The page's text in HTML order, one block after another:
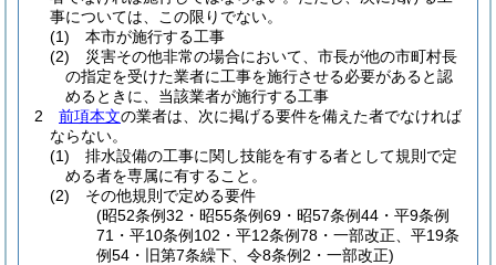
事については、この限りでない。
(1)
本市が施行する工事
(2)
災害その他非常の場合において、市長が他の市町村長
の指定を受けた業者に工事を施行させる必要があると認
めるときに、当該業者が施行する工事
2
前項本文の業者は、次に掲げる要件を備えた者でなければ
ならない。
(1)
排水設備の工事に関し技能を有する者として規則で定
める者を専属に有すること。
(2)
その他規則で定める要件
(昭52条例32・昭55条例69・昭57条例44・平9条例
71・平10条例102・平12条例78・一部改正、平19条
例54・旧第7条繰下、令8条例2・一部改正)